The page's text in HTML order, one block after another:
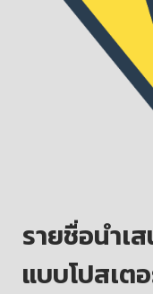
รายชื่อนำเ
แบบโปสเต